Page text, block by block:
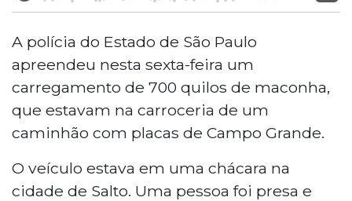
A polícia do Estado de São Paulo
apreendeu nesta sexta-feira um
carregamento de 700 quilos de maconha,
que estavam na carroceria de um
caminhão com placas de Campo Grande.
O veículo estava em uma chácara na
cidade de Salto. Uma pessoa foi presa e